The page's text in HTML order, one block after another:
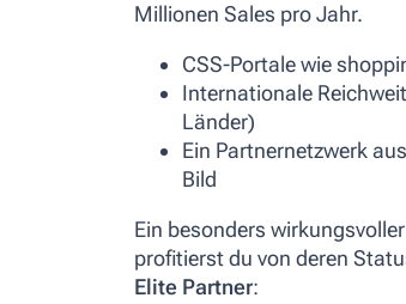
Millionen Sales pro Jahr.
CSS-Portale wie
Internationale
Länder)
Ein Partnernetzwerk
Bild
Ein besonders
profitierst du von deren
Elite Partner: